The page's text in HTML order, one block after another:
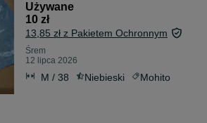
Używane
10 zł
13,85 zł z Pakietem Ochronnym
Śrem
12 lipca 2026
M / 38 Niebieski Mohito